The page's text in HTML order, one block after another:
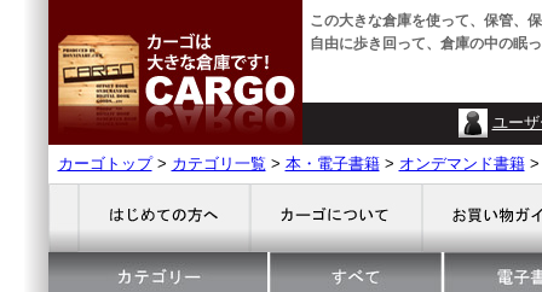
この大きな倉庫を使って、保管、
自由に歩き回って、倉庫の中の眠
ユー
カーゴトップ> カテゴリ一覧 > 本・電子書籍> オンデマンド書籍